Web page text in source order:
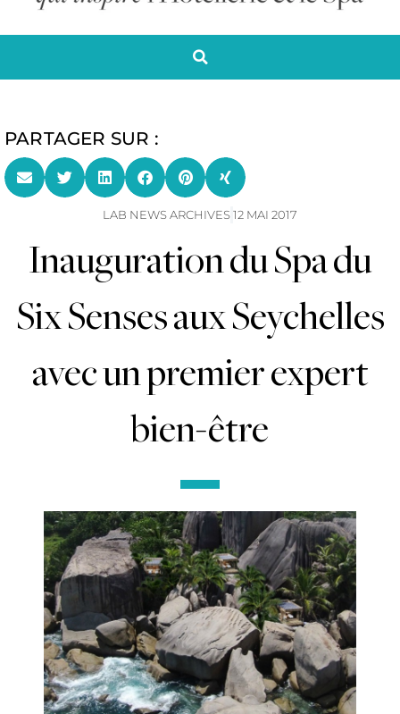
PARTAGER SUR :
LAB NEWS ARCHIVES12 MAI 2017
Inauguration du Spa du
Six Senses aux Seychelles
avec un premier expert
bien-être